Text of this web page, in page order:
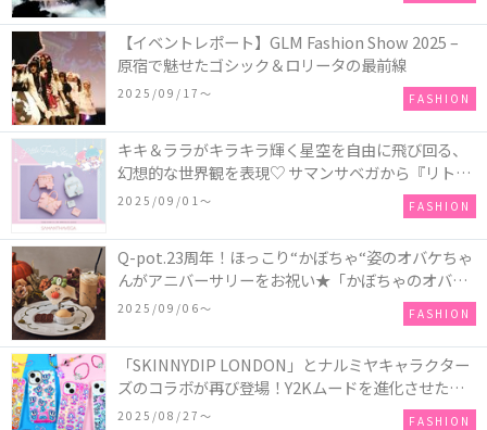
【イベントレポート】GLM Fashion Show 2025 –
原宿で魅せたゴシック＆ロリータの最前線
2025/09/17〜 FASHION
キキ＆ララがキラキラ輝く星空を自由に飛び回る、
幻想的な世界観を表現♡ サマンサベガから『リトル
ツインスターズ』50周年アニバーサリーイヤー』を
2025/09/01〜 FASHION
Q-pot.23周年！ほっこり“かぼちゃ“姿のオバケちゃ
んがアニバーサリーをお祝い★「かぼちゃのオバケ
ーキアクセサリー」が新発売！Q-pot CAFE.では
「かぼちゃのオバケーキプレート」も登場
2025/09/06〜 FASHION
「SKINNYDIP LONDON」とナルミヤキャラクター
ズのコラボが再び登場！Y2Kムードを進化させた新
作コレクションを発売♪
2025/08/27〜 FASHION